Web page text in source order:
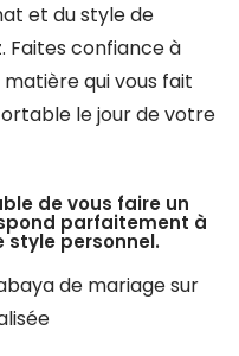
et du style de
Faites confiance à
qui vous fait
le jour de votre
de vous faire un
parfaitement à
personnel.
de mariage sur